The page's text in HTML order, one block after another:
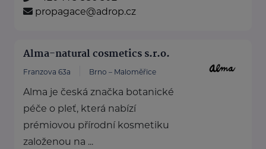
propagace@adrop.cz
Alma-natural cosmetics s.r.o.
Franzova 63a Brno – Maloměřice
Alma je česká značka botanické
péče o pleť, která nabízí
prémiovou přírodní kosmetiku
založenou na ...